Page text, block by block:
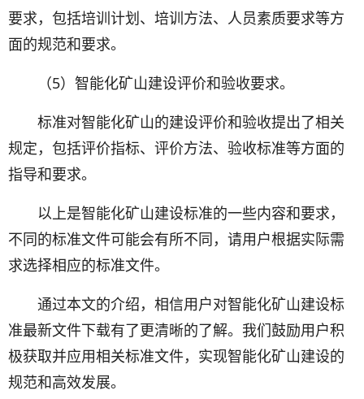
要求，包括培训计划、培训方法、人员素质要求等方
面的规范和要求。
（5）智能化矿山建设评价和验收要求。
标准对智能化矿山的建设评价和验收提出了相关
规定，包括评价指标、评价方法、验收标准等方面的
指导和要求。
以上是智能化矿山建设标准的一些内容和要求，
不同的标准文件可能会有所不同，请用户根据实际需
求选择相应的标准文件。
通过本文的介绍，相信用户对智能化矿山建设标
准最新文件下载有了更清晰的了解。我们鼓励用户积
极获取并应用相关标准文件，实现智能化矿山建设的
规范和高效发展。